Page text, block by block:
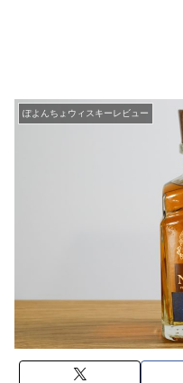
ぽよんちょウィスキーレビュー